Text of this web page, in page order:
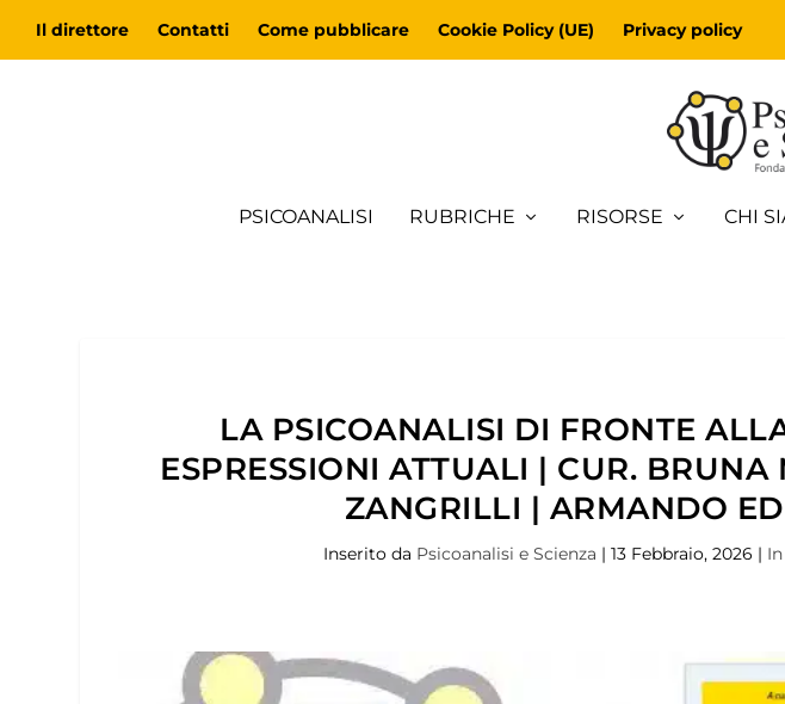
Il direttore Contatti Come pubblicare Cookie Policy (UE) Privacy policy
PSICOANALISI RUBRICHE RISORSE CHI
LA PSICOANALISI DI FRONTE
ESPRESSIONI ATTUALI | CUR.
ZANGRILLI | ARMANDO
Inserito da Psicoanalisi e Scienza | 13 Febbraio, 2026 |